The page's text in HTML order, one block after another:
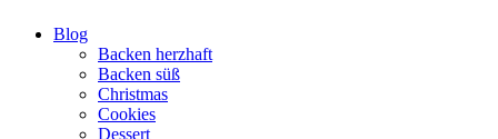
Blog
Backen herzhaft
Backen süß
Christmas
Cookies
Dessert